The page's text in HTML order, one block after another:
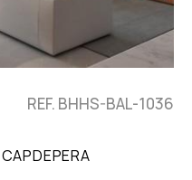
REF. BHHS-BAL-1036